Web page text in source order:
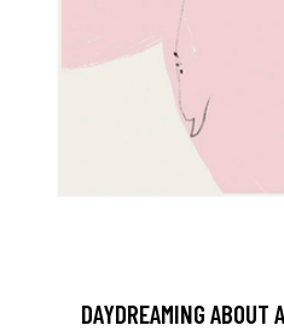
DAYDREAMING ABOUT